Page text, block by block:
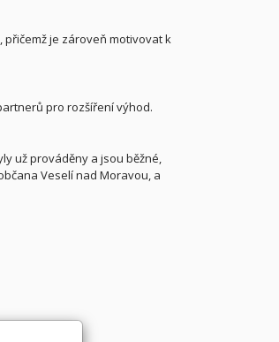
je zároveň motivovat k
pro rozšíření výhod.
už prováděny a jsou běžné,
Veselí nad Moravou, a